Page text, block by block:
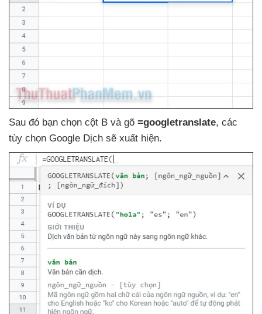
Sau đó bạn chọn cột B và gõ =googletranslate, các
tùy chọn Google Dịch sẽ xuất hiện.